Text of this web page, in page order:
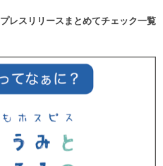
プレスリリースまとめてチェック一覧